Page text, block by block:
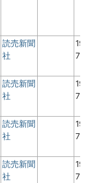
読売新聞
社
7
読売新聞
社
7
読売新聞
社
7
読売新聞
社
7